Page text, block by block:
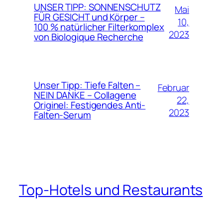
UNSER TIPP: SONNENSCHUTZ
FÜR GESICHT und Körper –
100 % natürlicher Filterkomplex
von Biologique Recherche
Mai
10,
2023
Unser Tipp: Tiefe Falten –
NEIN DANKE – Collagene
Originel: Festigendes Anti-
Falten-Serum
Februar
22,
2023
Top-Hotels und Restaurants